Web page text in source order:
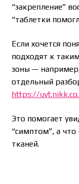
“закрепление”
“таблетки
Если хочется
подходят к
зоны —
отдельный
https://
Это помогает
“симптом”, а
тканей.